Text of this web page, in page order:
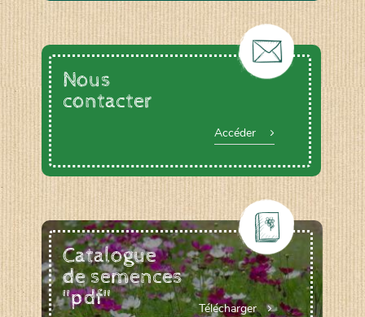
Nous
contacter
Accéder
Catalogue
de semences
"pdf"
Télécharger